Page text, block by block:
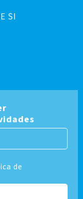
SI
de